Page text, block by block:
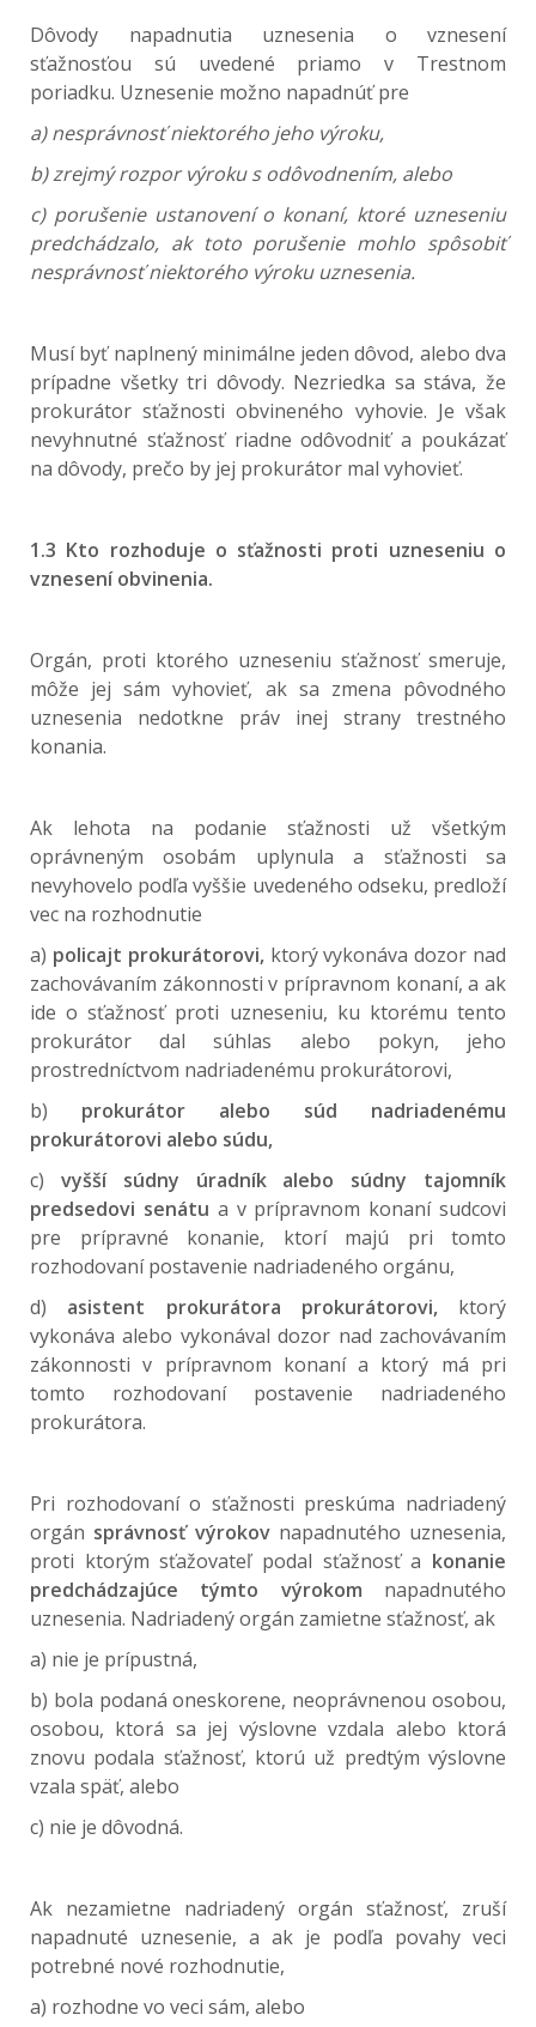
Dôvody napadnutia uznesenia o vznesení
sťažnosťou sú uvedené priamo v Trestnom
poriadku. Uznesenie možno napadnúť pre
a) nesprávnosť niektorého jeho výroku,
b) zrejmý rozpor výroku s odôvodnením, alebo
c) porušenie ustanovení o konaní, ktoré uzneseniu
predchádzalo, ak toto porušenie mohlo spôsobiť
nesprávnosť niektorého výroku uznesenia.
Musí byť naplnený minimálne jeden dôvod, alebo dva
prípadne všetky tri dôvody. Nezriedka sa stáva, že
prokurátor sťažnosti obvineného vyhovie. Je však
nevyhnutné sťažnosť riadne odôvodniť a poukázať
na dôvody, prečo by jej prokurátor mal vyhovieť.
1.3 Kto rozhoduje o sťažnosti proti uzneseniu o
vznesení obvinenia.
Orgán, proti ktorého uzneseniu sťažnosť smeruje,
môže jej sám vyhovieť, ak sa zmena pôvodného
uznesenia nedotkne práv inej strany trestného
konania.
Ak lehota na podanie sťažnosti už všetkým
oprávneným osobám uplynula a sťažnosti sa
nevyhovelo podľa vyššie uvedeného odseku, predloží
vec na rozhodnutie
a) policajt prokurátorovi,ktorý vykonáva dozor nad
zachovávaním zákonnosti v prípravnom konaní, a ak
ide o sťažnosť proti uzneseniu, ku ktorému tento
prokurátor dal súhlas alebo pokyn, jeho
prostredníctvom nadriadenému prokurátorovi,
b) prokurátor alebo súd nadriadenému
prokurátorovi alebo súdu,
c) vyšší súdny úradník alebo súdny tajomník
predsedovi senátu a v prípravnom konaní sudcovi
pre prípravné konanie, ktorí majú pri tomto
rozhodovaní postavenie nadriadeného orgánu,
d) asistent prokurátora prokurátorovi,ktorý
vykonáva alebo vykonával dozor nad zachovávaním
zákonnosti v prípravnom konaní a ktorý má pri
tomto rozhodovaní postavenie nadriadeného
prokurátora.
Pri rozhodovaní o sťažnosti preskúma nadriadený
orgán správnosť výrokovnapadnutého uznesenia,
proti ktorým sťažovateľ podal sťažnosť a konanie
predchádzajúce týmto výrokom napadnutého
uznesenia. Nadriadený orgán zamietne sťažnosť, ak
a) nie je prípustná,
b) bola podaná oneskorene, neoprávnenou osobou,
osobou, ktorá sa jej výslovne vzdala alebo ktorá
znovu podala sťažnosť, ktorú už predtým výslovne
vzala späť, alebo
c) nie je dôvodná.
Ak nezamietne nadriadený orgán sťažnosť, zruší
napadnuté uznesenie, a ak je podľa povahy veci
potrebné nové rozhodnutie,
a) rozhodne vo veci sám, alebo